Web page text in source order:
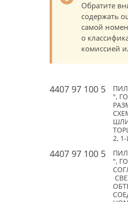
Обратите
содержать
самой
о
комиссией
4407 97 100 5
",
2,
4407 97 100 5
",